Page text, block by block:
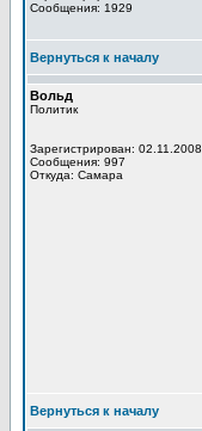
Сообщения: 1929
Вернуться к началу
Вольд
Политик
Зарегистрирован: 02.11.2008
Сообщения: 997
Откуда: Самара
Вернуться к началу